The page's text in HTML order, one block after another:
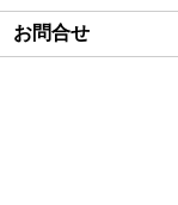
お問合せ